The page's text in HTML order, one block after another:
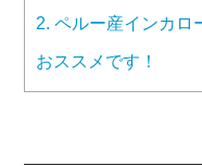
2. ペルー産インカロ
おススメです！